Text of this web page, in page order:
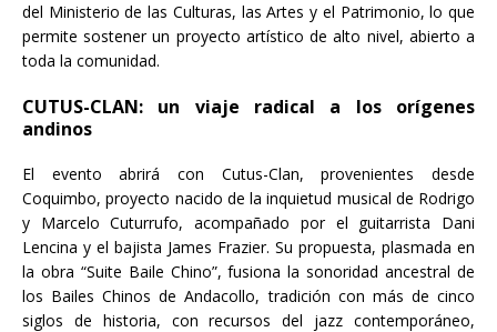
del Ministerio de las Culturas, las Artes y el Patrimonio, lo que
permite sostener un proyecto artístico de alto nivel, abierto a
toda la comunidad.
CUTUS-CLAN: un viaje radical a los orígenes
andinos
El evento abrirá con Cutus-Clan, provenientes desde
Coquimbo, proyecto nacido de la inquietud musical de Rodrigo
y Marcelo Cuturrufo, acompañado por el guitarrista Dani
Lencina y el bajista James Frazier. Su propuesta, plasmada en
la obra “Suite Baile Chino”, fusiona la sonoridad ancestral de
los Bailes Chinos de Andacollo, tradición con más de cinco
siglos de historia, con recursos del jazz contemporáneo,